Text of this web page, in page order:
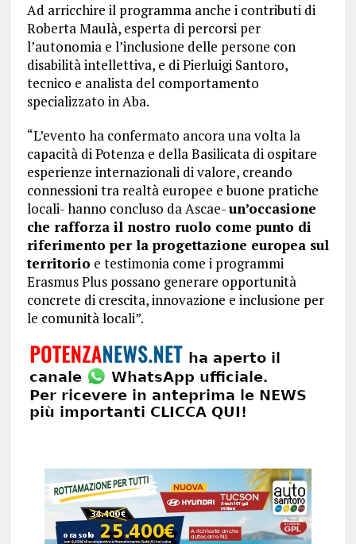
Ad arricchire il programma anche i contributi di
Roberta Maulà, esperta di percorsi per
l’autonomia e l’inclusione delle persone con
disabilità intellettiva, e di Pierluigi Santoro,
tecnico e analista del comportamento
specializzato in Aba.
“L’evento ha confermato ancora una volta la
capacità di Potenza e della Basilicata di ospitare
esperienze internazionali di valore, creando
connessioni tra realtà europee e buone pratiche
locali- hanno concluso da Ascae-un’occasione
che rafforza il nostro ruolo come punto di
riferimento per la progettazione europea sul
territorio e testimonia come i programmi
Erasmus Plus possano generare opportunità
concrete di crescita, innovazione e inclusione per
le comunità locali”.